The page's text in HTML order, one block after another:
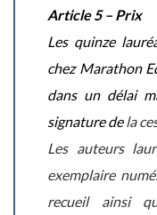
Article 5 – Prix
Les quinze
chez Marathon
dans un délai
signature dela
Les auteurs
exemplaire
recueil ainsi